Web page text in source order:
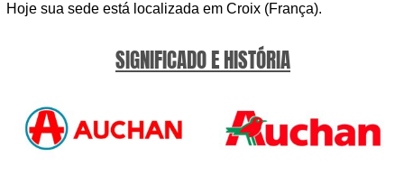
Hoje sua sede está localizada em Croix (França).
SIGNIFICADO E HISTÓRIA